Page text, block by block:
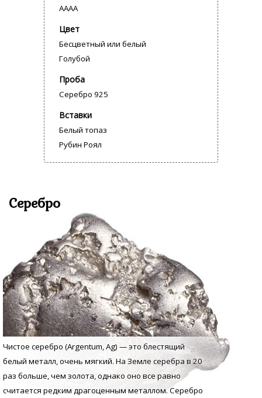
AAAA
Цвет
Бесцветный или белый
Голубой
Проба
Серебро 925
Вставки
Белый топаз
Рубин Роял
Серебро
Чистое серебро (Argentum, Аg) — это блестящий
белый металл, очень мягкий. На Земле серебра в 20
раз больше, чем золота, однако оно все равно
считается редким драгоценным металлом. Серебро